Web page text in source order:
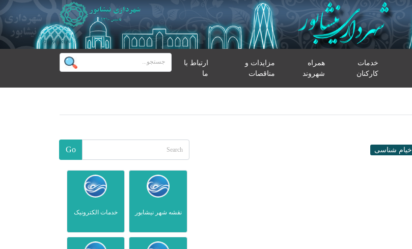
خدمات
کارکنان
همراه
شهروند
مزایدات و
مناقصات
ارتباط با
ما
خیام شناسی Go
نقشه شهر نیشابور خدمات الکترونیک